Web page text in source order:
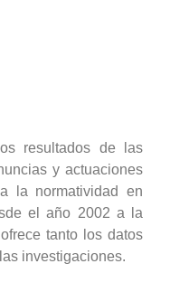
resultados de las
y actuaciones
la normatividad en
el año 2002 a la
tanto los datos
investigaciones.